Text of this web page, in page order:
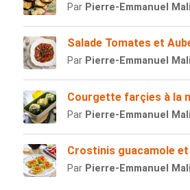
Par Pierre-Emmanuel
Salade Tomates et
Par Pierre-Emmanuel
Courgette farçies à la
Par Pierre-Emmanuel
Crostinis guacamole
Par Pierre-Emmanuel